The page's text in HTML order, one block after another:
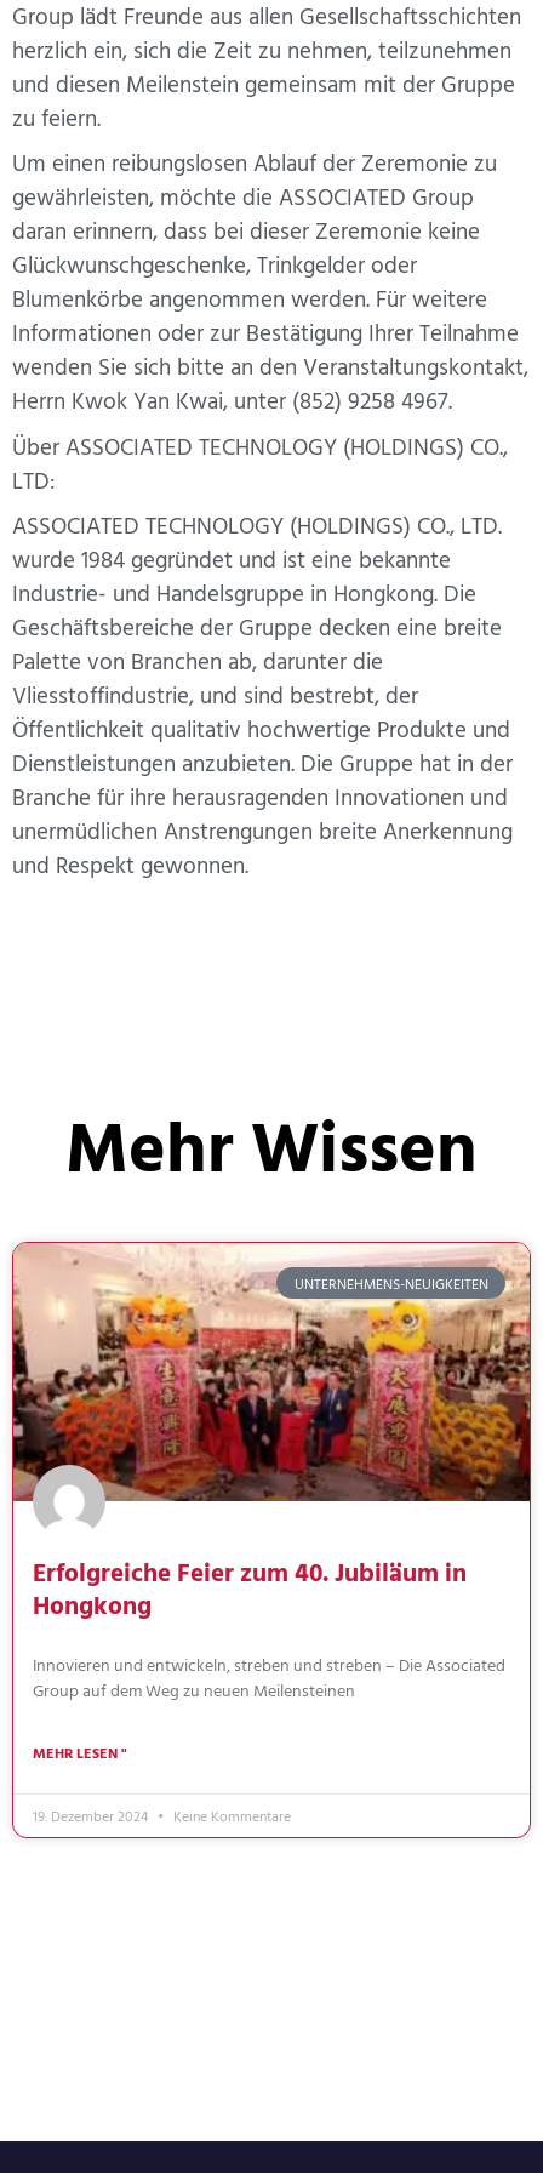
Group lädt Freunde aus allen Gesellschaftsschichten
herzlich ein, sich die Zeit zu nehmen, teilzunehmen
und diesen Meilenstein gemeinsam mit der Gruppe
zu feiern.
Um einen reibungslosen Ablauf der Zeremonie zu
gewährleisten, möchte die ASSOCIATED Group
daran erinnern, dass bei dieser Zeremonie keine
Glückwunschgeschenke, Trinkgelder oder
Blumenkörbe angenommen werden. Für weitere
Informationen oder zur Bestätigung Ihrer Teilnahme
wenden Sie sich bitte an den Veranstaltungskontakt,
Herrn Kwok Yan Kwai, unter (852) 9258 4967.
Über ASSOCIATED TECHNOLOGY (HOLDINGS) CO.,
LTD:
ASSOCIATED TECHNOLOGY (HOLDINGS) CO., LTD.
wurde 1984 gegründet und ist eine bekannte
Industrie- und Handelsgruppe in Hongkong. Die
Geschäftsbereiche der Gruppe decken eine breite
Palette von Branchen ab, darunter die
Vliesstoffindustrie, und sind bestrebt, der
Öffentlichkeit qualitativ hochwertige Produkte und
Dienstleistungen anzubieten. Die Gruppe hat in der
Branche für ihre herausragenden Innovationen und
unermüdlichen Anstrengungen breite Anerkennung
und Respekt gewonnen.
Mehr Wissen
UNTERNEHMENS-NEUIGKEITEN
Erfolgreiche Feier zum 40. Jubiläum in
Hongkong
Innovieren und entwickeln, streben und streben – Die Associated
Group auf dem Weg zu neuen Meilensteinen
MEHR LESEN "
19. Dezember 2024 Keine Kommentare